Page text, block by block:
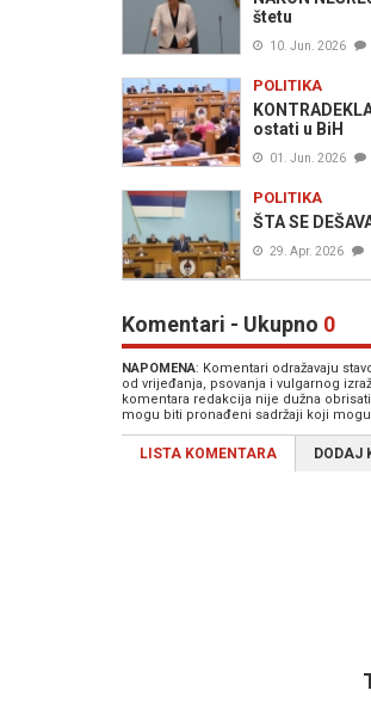
štetu
10. Jun. 2026
POLITIKA
ostati u BiH
01. Jun. 2026
POLITIKA
ŠTA SE
29. Apr. 2026
Komentari - Ukupno 0
NAPOMENA: Komentari odražavaju
od vrijeđanja, psovanja i vulgarnog
komentara redakcija nije dužna
mogu biti pronađeni sadržaji koji
LISTA KOMENTARA DODAJ